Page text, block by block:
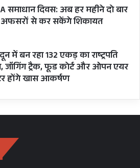
समाधान दिवस: अब हर महीने दो बार
से कर सकेंगे शिकायत
में बन रहा 132 एकड़ का राष्ट्रपति
जॉगिंग ट्रैक, फूड कोर्ट और ओपन एयर
होंगे खास आकर्षण